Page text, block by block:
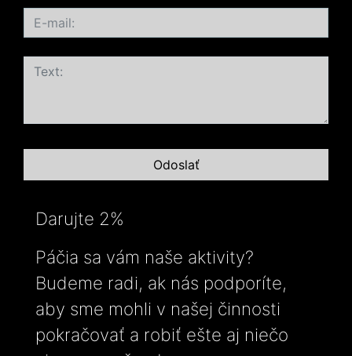
Darujte 2%
Páčia sa vám naše aktivity?
Budeme radi, ak nás podporíte,
aby sme mohli v našej činnosti
pokračovať a robiť ešte aj niečo